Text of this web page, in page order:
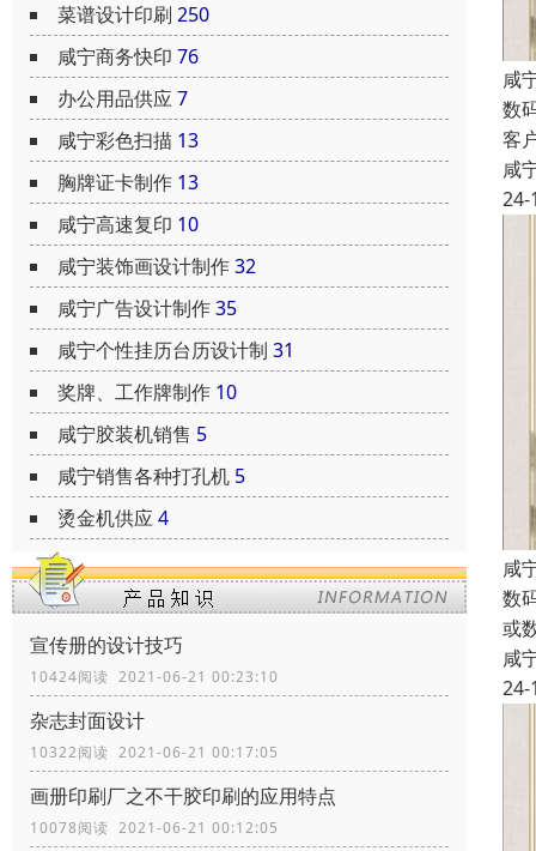
菜谱设计印刷 250
咸宁商务快印 76
办公用品供应7
咸宁彩色扫描 13
胸牌证卡制作 13
咸宁高速复印 10
咸宁装饰画设计制作32
咸宁广告设计制作35
咸宁个性挂历台历设计制 31
奖牌、工作牌制作 10
咸宁胶装机销售 5
咸宁销售各种打孔机 5
烫金机供应4
宣传册的设计技巧
10424阅读 2021-06-21 00:23:10
杂志封面设计
10322阅读 2021-06-21 00:17:05
画册印刷厂之不干胶印刷的应用特点
10078阅读 2021-06-21 00:12:05
咸
数
客
咸
24-
咸
数
或
咸
24-